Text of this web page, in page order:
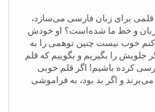
قلمی برای زبان فارسی می‌سازد،
زبان و خط ما شده‌است؟ او خودش
خوب نیست چنین توهمی را به
جلویش را بگیریم و بگوییم که قلم
کرده باشیم! اگر قلم خوبی
و اگر بد بود، به فراموشی